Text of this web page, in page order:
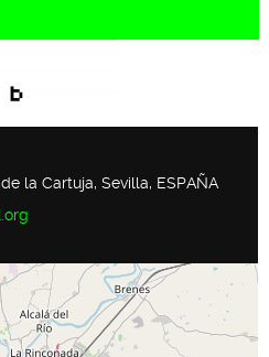
la Cartuja, Sevilla, ESPAÑA